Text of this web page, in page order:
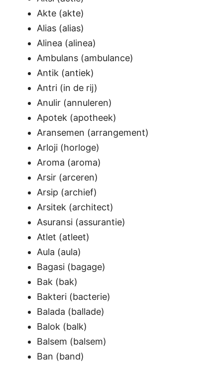
Akte (akte)
Alias (alias)
Alinea (alinea)
Ambulans (ambulance)
Antik (antiek)
Antri (in de rij)
Anulir (annuleren)
Apotek (apotheek)
Aransemen (arrangement)
Arloji (horloge)
Aroma (aroma)
Arsir (arceren)
Arsip (archief)
Arsitek (architect)
Asuransi (assurantie)
Atlet (atleet)
Aula (aula)
Bagasi (bagage)
Bak (bak)
Bakteri (bacterie)
Balada (ballade)
Balok (balk)
Balsem (balsem)
Ban (band)